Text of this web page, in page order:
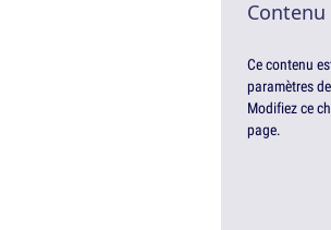
Ce contenu
paramètres
Modifiez ce
page.